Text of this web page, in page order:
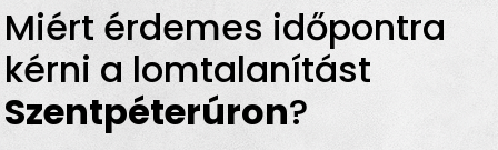
Miért érdemes időpontra
kérni a lomtalanítást
Szentpéterúron?